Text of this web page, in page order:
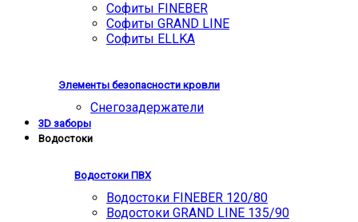
Софиты FINEBER
Софиты GRAND LINE
Софиты ELLKA
Элементы безопасности кровли
Снегозадержатели
3D заборы
Водостоки
Водостоки ПВХ
Водостоки FINEBER 120/80
Водостоки GRAND LINE 135/90